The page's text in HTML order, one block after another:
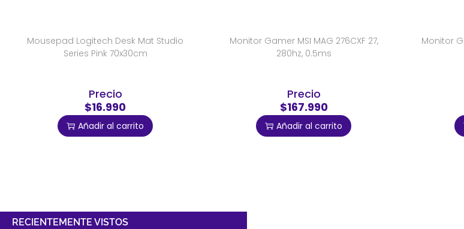
Mousepad Logitech Desk Mat Studio
Series Pink 70x30cm
Precio
$16.990
Añadir al carrito
Monitor Gamer MSI MAG 276CXF 27,
280hz, 0.5ms
Precio
$167.990
Añadir al carrito
Monitor
RECIENTEMENTE VISTOS